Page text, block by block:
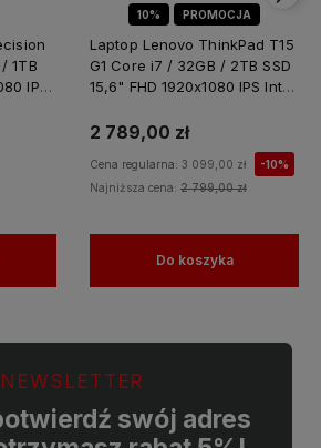
1TB
IPS
10% PROMOCJA
Laptop Lenovo ThinkPad T15
G1 Core i7 / 32GB / 2TB SSD
15,6" FHD 1920x1080 IPS Intel
do Nauki Domu
2 789,00 zł
Cena regularna: 3 099,00 zł
-10%
Najniższa cena: 2 799,00 zł
Do koszyka
NEWSLETTER
swój adres